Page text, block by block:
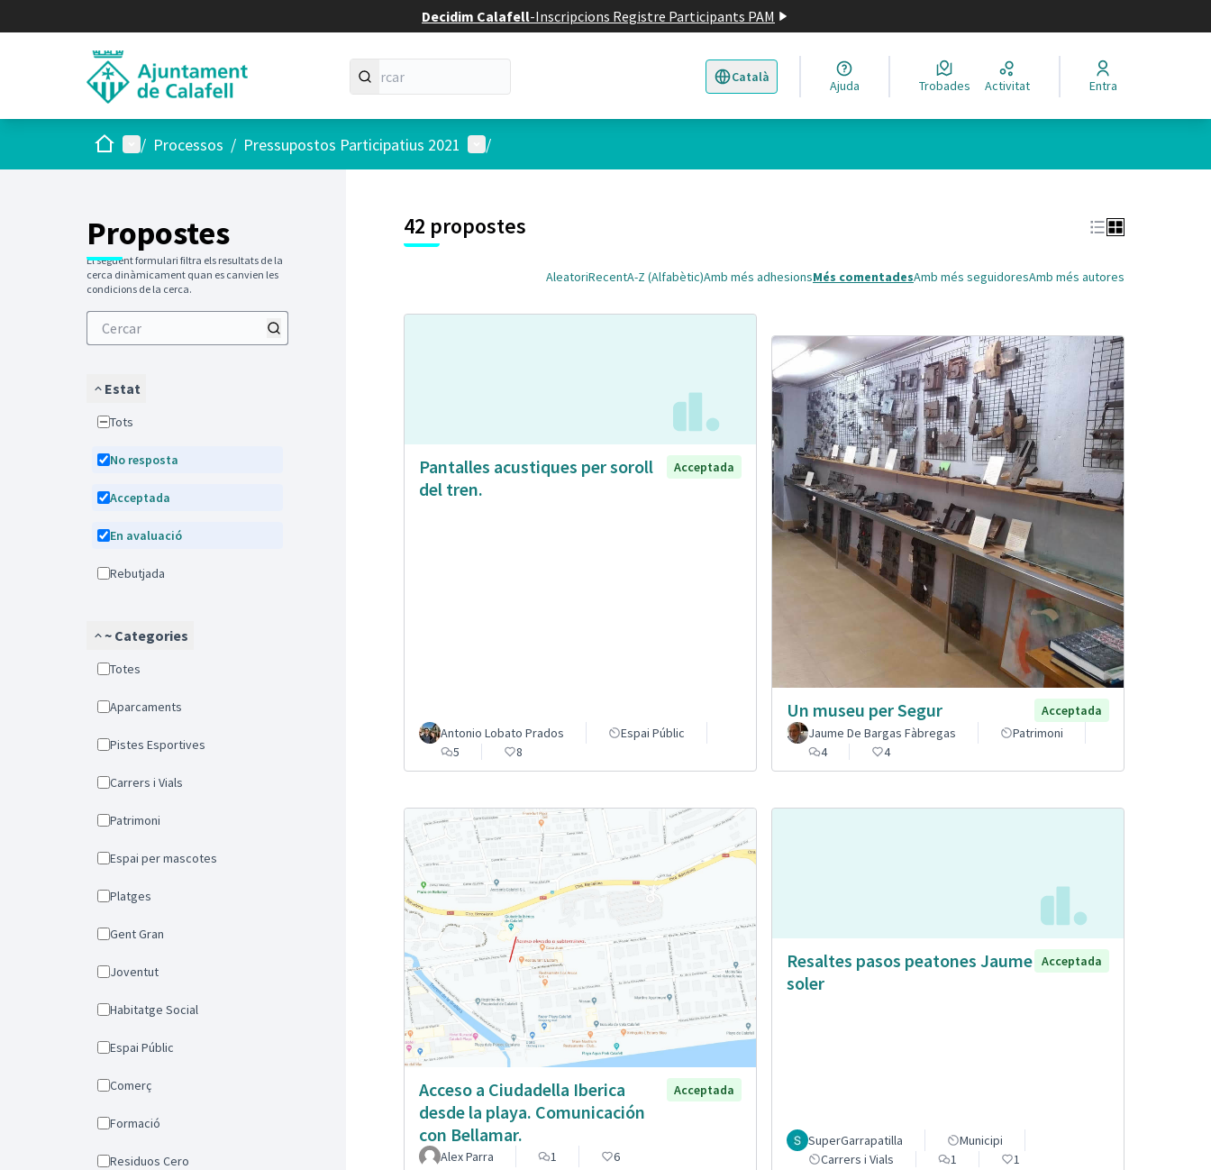
Decidim Calafell-Inscripcions Registre Participants PAM
Català
Triar la llengua Elegir el idioma
Ajuda Trobades Activitat Entra
Inici Menú principal
/ Processos / Pressupostos Participatius 2021 Menú d'usuari
/
Propostes
El següent formulari filtra els resultats de la
cerca dinàmicament quan es canvien les
condicions de la cerca.
Estat
Tots
No resposta
Acceptada
En avaluació
Rebutjada
~ Categories
Totes
Aparcaments
Pistes Esportives
Carrers i Vials
Patrimoni
Espai per mascotes
Platges
Gent Gran
Joventut
Habitatge Social
Espai Públic
Comerç
Formació
Residuos Cero
42 propostes
AleatoriRecentA-Z (Alfabètic)Amb més adhesionsMés comentadesAmb més seguidoresAmb més autores
Pantalles acustiques per soroll
del tren.
Acceptada
Antonio Lobato Prados
Espai Públic
5
8
Un museu per Segur
Acceptada
Jaume De Bargas Fàbregas
Patrimoni
4
4
Acceso a Ciudadella Iberica
desde la playa. Comunicación
con Bellamar.
Acceptada
Alex Parra 1 6
Resaltes pasos peatones Jaume
soler
Acceptada
SuperGarrapatilla
Municipi
Carrers i Vials
1 1